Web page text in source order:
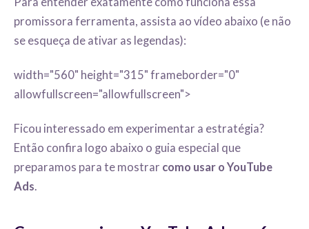
promissora ferramenta, assista ao vídeo abaixo (e não
se esqueça de ativar as legendas):
width="560" height="315" frameborder="0"
allowfullscreen="allowfullscreen">
Ficou interessado em experimentar a estratégia?
Então confira logo abaixo o guia especial que
preparamos para te mostrar como usar o YouTube
Ads.